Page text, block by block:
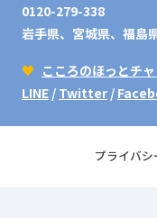
0120-279-338
岩手県、宮城県、福島
♥ こころのほっとチ
LINE / Twitter /
プライバ